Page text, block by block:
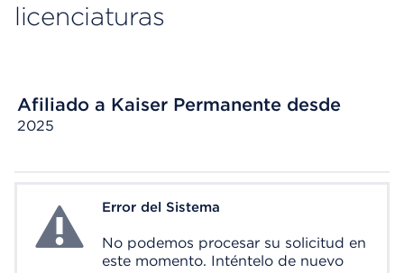
licenciaturas
Afiliado a Kaiser Permanente desde
2025
System ErrorError del Sistema
No podemos procesar su solicitud en
este momento. Inténtelo de nuevo